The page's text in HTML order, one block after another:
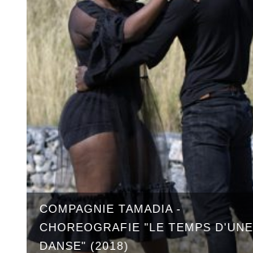
COMPAGNIE TAMADIA -
CHOREOGRAFIE "LE TEMPS D'UNE
DANSE" (2018)